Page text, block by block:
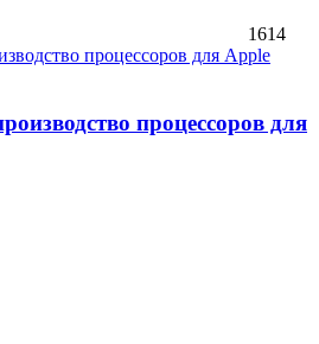
1614
процессоров для